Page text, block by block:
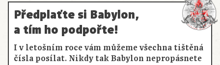
Předplaťte si Babylon,
a tím ho podpořte!
I v letošním roce vám můžeme všechna tištěná
čísla posílat. Nikdy tak Babylon nepropásnete